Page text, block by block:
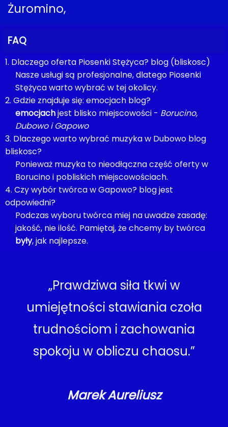
Żuromino,
FAQ
1. Dlaczego oferta Piosenki Stężyca? blog (bliskosc)
Nasze usługi są profesjonalne, dlatego Piosenki
Stężyca warto wybrać w tej okolicy.
2. Gdzie znajduje się: emocjach blog?
emocjachjest blisko miejscowości - Borucino,
Dubowo i Gapowo
3. Dlaczego warto wybrać muzyka w Dubowo blog
bliskosc?
Ponieważ muzyka to nieodłączna część oferty w
Borucino i pobliskich miejscowościach.
4. Czy wybór twórca w Gapowo? blog jest
odpowiedni?
Podczas wyboru twórca miej na uwadze zasadę:
jakość, nie ilość. Pamiętaj, że chcemy by twórca
były, jak najlepsze.
„Prawdziwa siła tkwi w
umiejętności stawiania czoła
trudnościom i zachowania
spokoju w obliczu chaosu.”
Marek Aureliusz